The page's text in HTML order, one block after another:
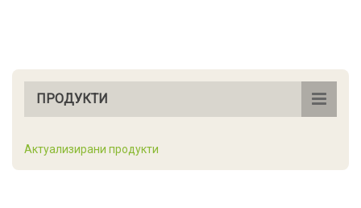
ПРОДУКТИ
Актуализирани продукти